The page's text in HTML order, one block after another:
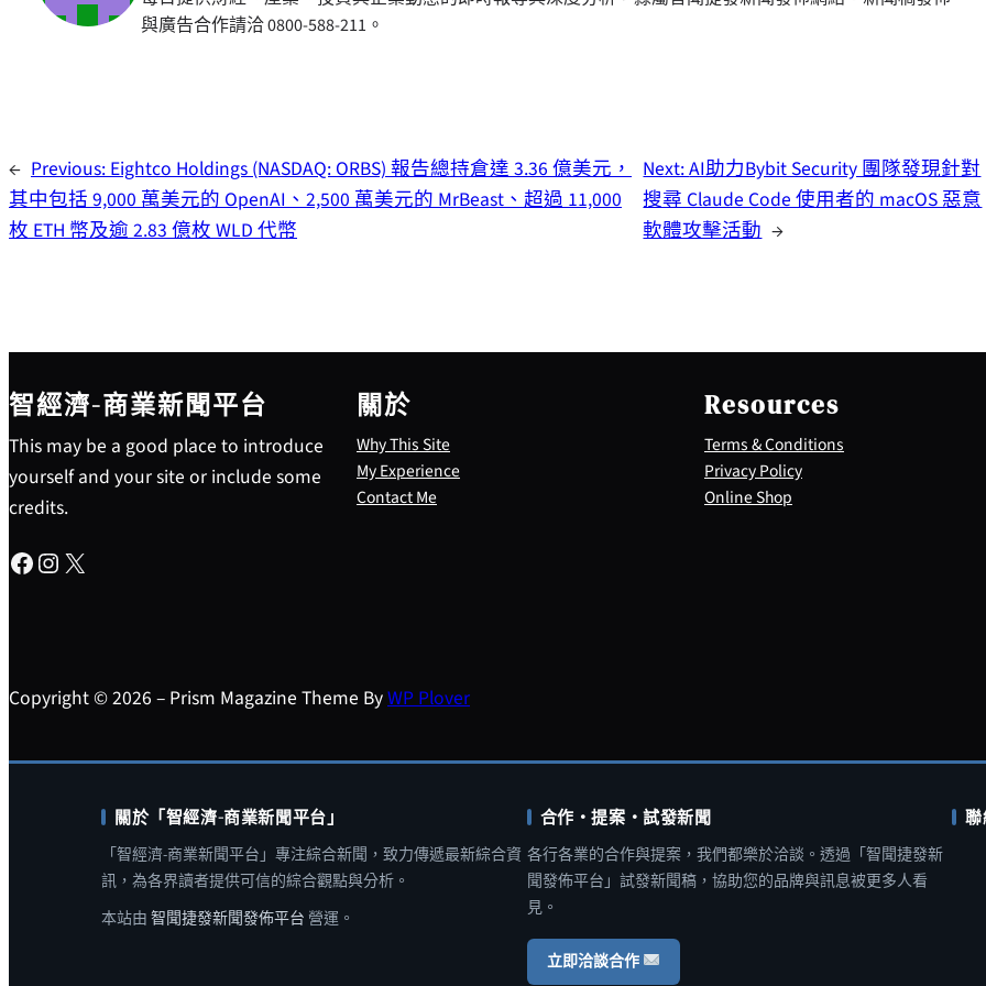
與廣告合作請洽 0800-588-211。
← Previous: Eightco Holdings (NASDAQ: ORBS) 報告總持倉達 3.36 億美元，
其中包括 9,000 萬美元的 OpenAI、2,500 萬美元的 MrBeast、超過 11,000
枚 ETH 幣及逾 2.83 億枚 WLD 代幣
Next:AI助力Bybit Security 團隊發現針對
搜尋 Claude Code 使用者的 macOS 惡意
軟體攻擊活動 →
智經濟-商業新聞平台
This may be a good place to introduce
yourself and your site or include some
credits.
Facebook Instagram X
關於
Why This Site
My Experience
Contact Me
Resources
Terms & Conditions
Privacy Policy
Online Shop
Copyright © 2026 – Prism Magazine Theme ByWP Plover
關於「智經濟-商業新聞平台」
「智經濟-商業新聞平台」專注綜合新聞，致力傳遞最新綜合資
訊，為各界讀者提供可信的綜合觀點與分析。
本站由 智聞捷發新聞發佈平台 營運。
合作・提案・試發新聞
各行各業的合作與提案，我們都樂於洽談。透過「智聞捷發新
聞發佈平台」試發新聞稿，協助您的品牌與訊息被更多人看
見。
立即洽談合作